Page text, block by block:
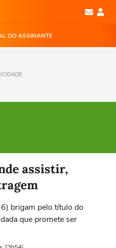
DO ASSINANTE
assistir,
brigam pelo título do
que promete ser